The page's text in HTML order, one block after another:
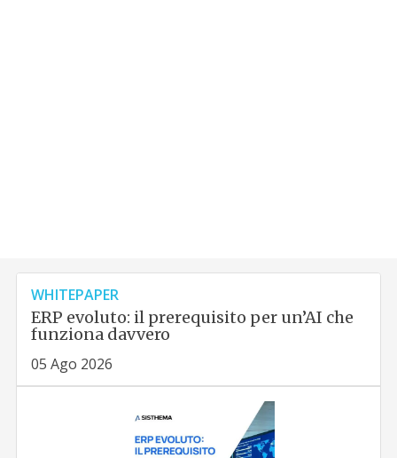
WHITEPAPER
ERP evoluto: il prerequisito per un’AI che
funziona davvero
05 Ago 2026